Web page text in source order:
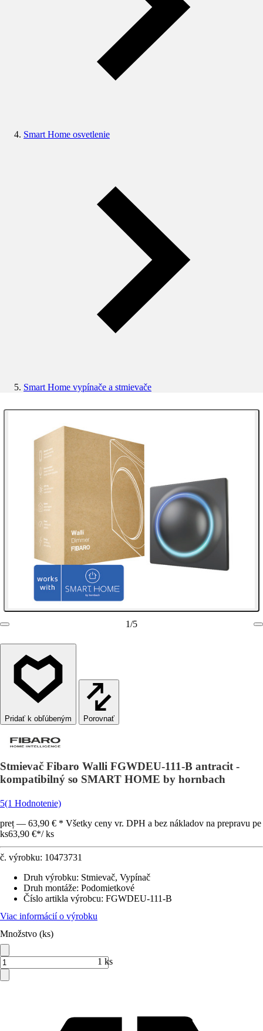
Smart Home osvetlenie
Smart Home vypínače a stmievače
1/5
Porovnať
Stmievač Fibaro Walli FGWDEU-111-B antracit -
kompatibilný so SMART HOME by hornbach
5(1 Hodnotenie)
preț — 63,90 € * Všetky ceny vr. DPH a bez nákladov na prepravu pe
ks63,90 €*/ ks
č. výrobku: 10473731
Druh výrobku: Stmievač, Vypínač
Druh montáže: Podomietkové
Číslo artikla výrobcu: FGWDEU-111-B
Viac informácií o výrobku
Množstvo (ks)
1 ks